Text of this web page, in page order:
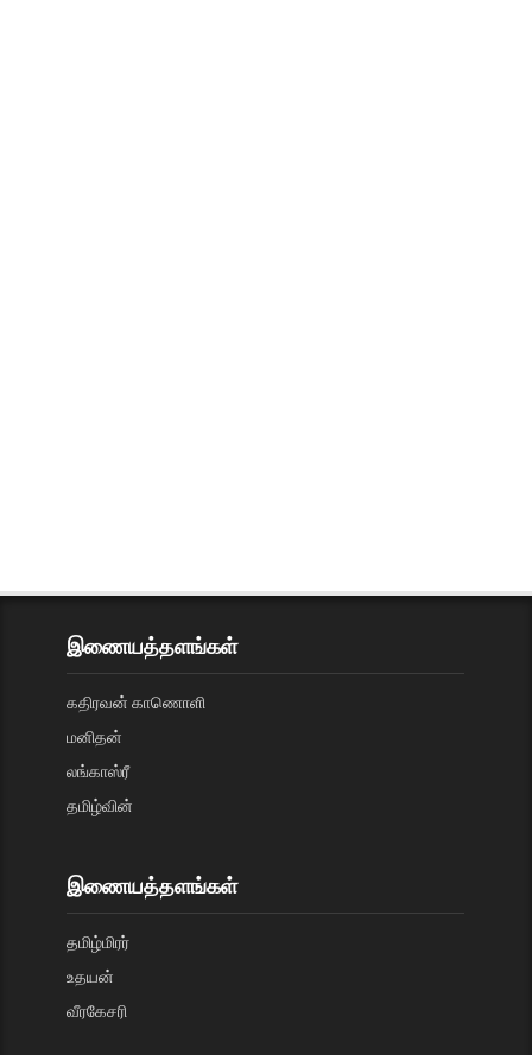
இணையத்தளங்கள்
கதிரவன் காணொளி
மனிதன்
லங்காஸ்ரீ
தமிழ்வின்
இணையத்தளங்கள்
தமிழ்மிரர்
உதயன்
வீரகேசரி